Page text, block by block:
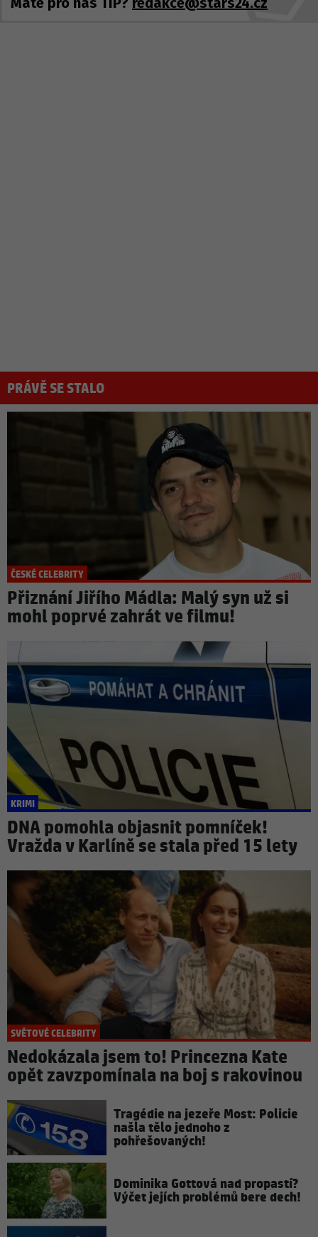
PRÁVĚ SE STALO
ČESKÉ CELEBRITY
Přiznání Jiřího Mádla: Malý syn už si
mohl poprvé zahrát ve filmu!
KRIMI
DNA pomohla objasnit pomníček!
Vražda v Karlíně se stala před 15 lety
SVĚTOVÉ CELEBRITY
Nedokázala jsem to! Princezna Kate
opět zavzpomínala na boj s rakovinou
Tragédie na jezeře Most: Policie
našla tělo jednoho z
pohřešovaných!
Dominika Gottová nad propastí?
Výčet jejích problémů bere dech!